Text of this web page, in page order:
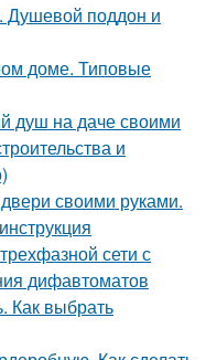
Душевой поддон и
доме. Типовые
душ на даче своими
и
своими руками.
сети с
дифавтоматов
Как выбрать